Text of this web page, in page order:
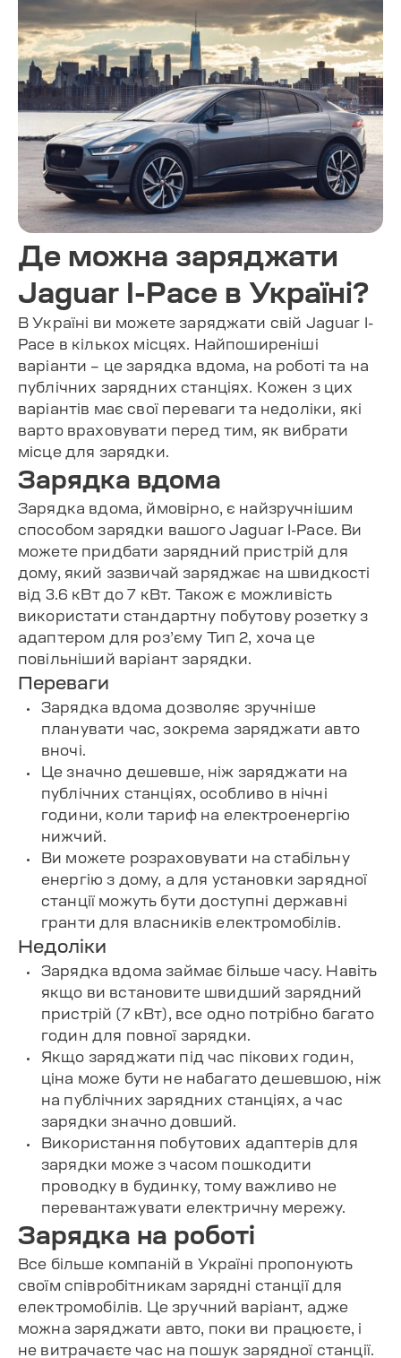
Де можна заряджати
Jaguar I-Pace в Україні?
В Україні ви можете заряджати свій Jaguar I-
Pace в кількох місцях. Найпоширеніші
варіанти – це зарядка вдома, на роботі та на
публічних зарядних станціях. Кожен з цих
варіантів має свої переваги та недоліки, які
варто враховувати перед тим, як вибрати
місце для зарядки.
Зарядка вдома
Зарядка вдома, ймовірно, є найзручнішим
способом зарядки вашого Jaguar I-Pace. Ви
можете придбати зарядний пристрій для
дому, який зазвичай заряджає на швидкості
від 3.6 кВт до 7 кВт. Також є можливість
використати стандартну побутову розетку з
адаптером для роз’єму Тип 2, хоча це
повільніший варіант зарядки.
Переваги
Зарядка вдома дозволяє зручніше
планувати час, зокрема заряджати авто
вночі.
Це значно дешевше, ніж заряджати на
публічних станціях, особливо в нічні
години, коли тариф на електроенергію
нижчий.
Ви можете розраховувати на стабільну
енергію з дому, а для установки зарядної
станції можуть бути доступні державні
гранти для власників електромобілів.
Недоліки
Зарядка вдома займає більше часу. Навіть
якщо ви встановите швидший зарядний
пристрій (7 кВт), все одно потрібно багато
годин для повної зарядки.
Якщо заряджати під час пікових годин,
ціна може бути не набагато дешевшою, ніж
на публічних зарядних станціях, а час
зарядки значно довший.
Використання побутових адаптерів для
зарядки може з часом пошкодити
проводку в будинку, тому важливо не
перевантажувати електричну мережу.
Зарядка на роботі
Все більше компаній в Україні пропонують
своїм співробітникам зарядні станції для
електромобілів. Це зручний варіант, адже
можна заряджати авто, поки ви працюєте, і
не витрачаєте час на пошук зарядної станції.